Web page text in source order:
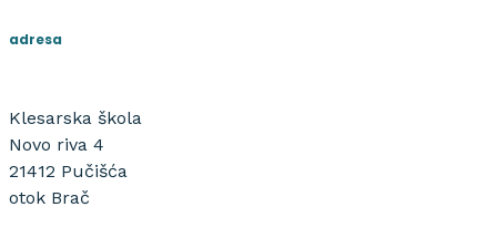
adresa
Klesarska škola
Novo riva 4
21412 Pučišća
otok Brač